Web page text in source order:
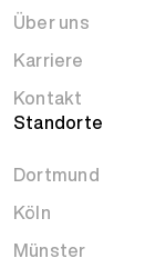
Über uns
Karriere
Kontakt
Standorte
Dortmund
Köln
Münster